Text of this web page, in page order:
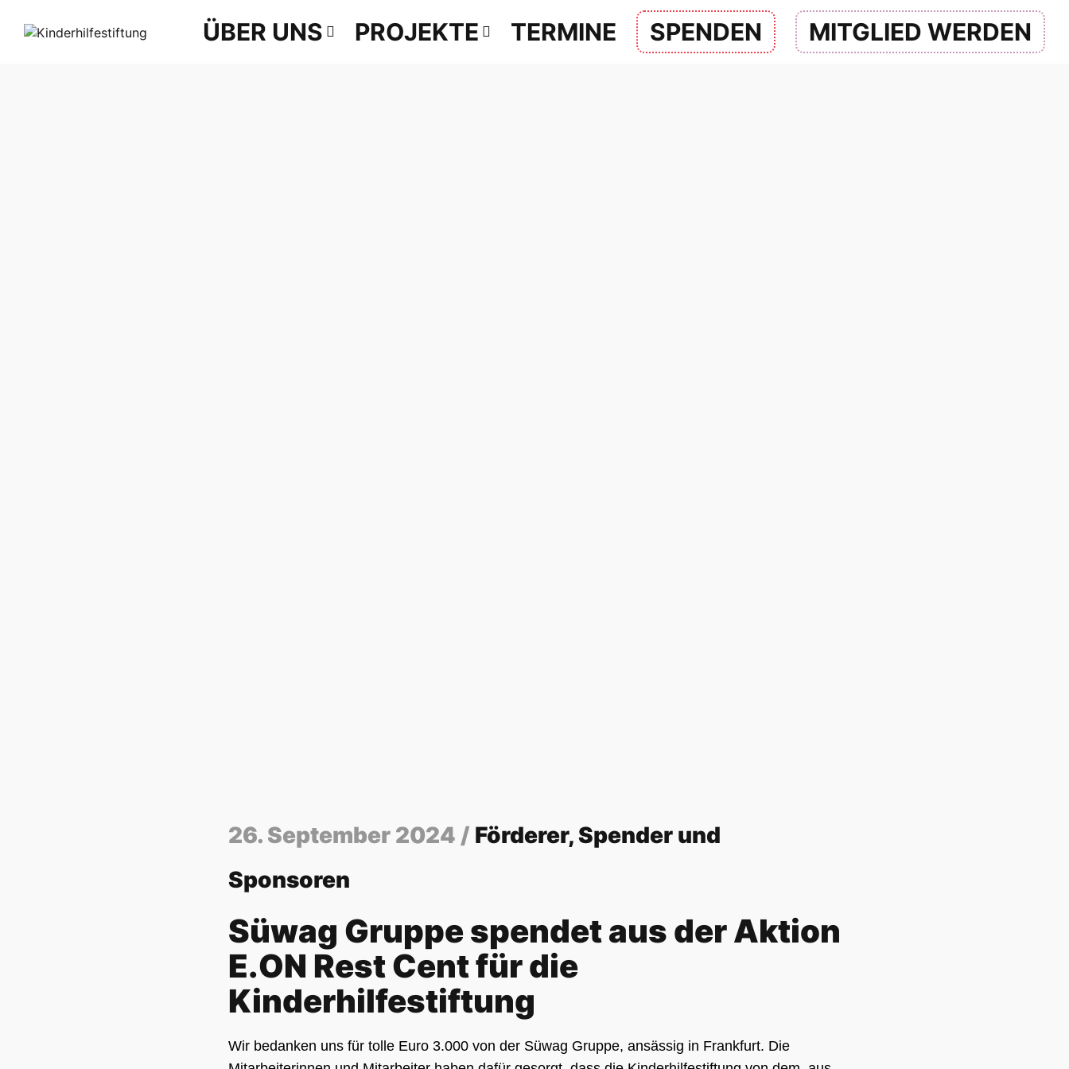
ÜBER UNS PROJEKTE TERMINE SPENDEN MITGLIED WERDEN
26. September 2024 / Förderer, Spender und
Sponsoren
Süwag Gruppe spendet aus der Aktion
E.ON Rest Cent für die
Kinderhilfestiftung
Wir bedanken uns für tolle Euro 3.000 von der Süwag Gruppe, ansässig in Frankfurt. Die